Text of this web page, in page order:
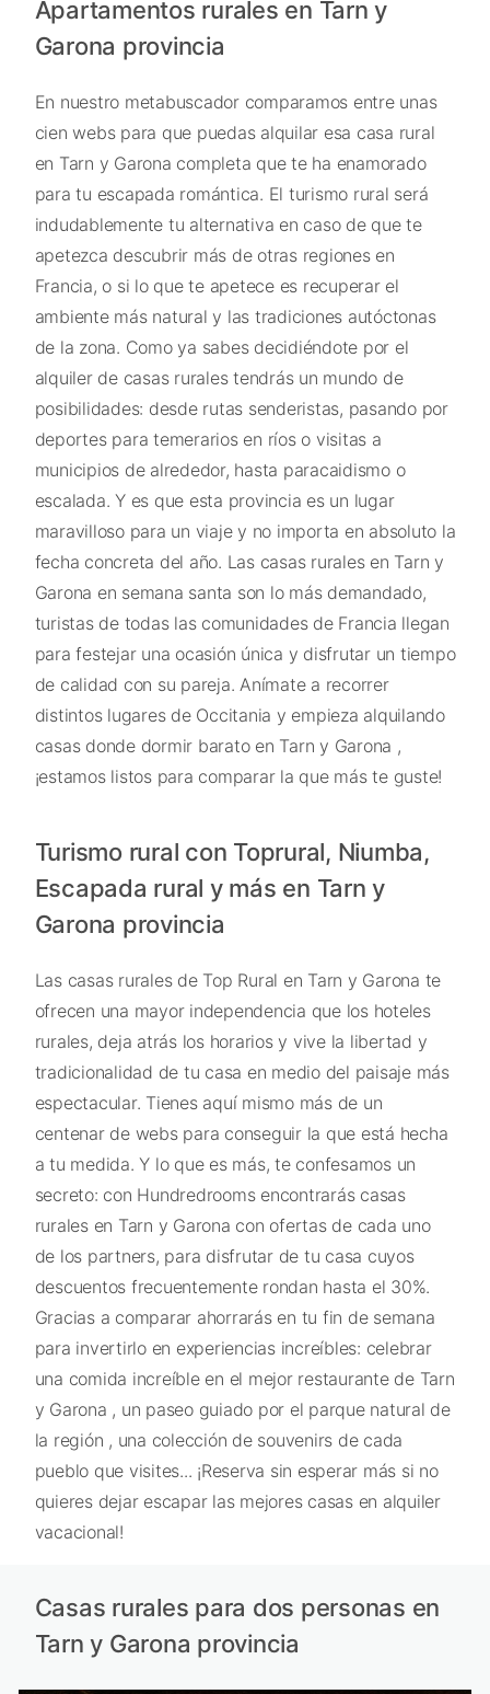
Apartamentos rurales en Tarn y
Garona provincia
En nuestro metabuscador comparamos entre unas
cien webs para que puedas alquilar esa casa rural
en Tarn y Garona completa que te ha enamorado
para tu escapada romántica. El turismo rural será
indudablemente tu alternativa en caso de que te
apetezca descubrir más de otras regiones en
Francia, o si lo que te apetece es recuperar el
ambiente más natural y las tradiciones autóctonas
de la zona. Como ya sabes decidiéndote por el
alquiler de casas rurales tendrás un mundo de
posibilidades: desde rutas senderistas, pasando por
deportes para temerarios en ríos o visitas a
municipios de alrededor, hasta paracaidismo o
escalada. Y es que esta provincia es un lugar
maravilloso para un viaje y no importa en absoluto la
fecha concreta del año. Las casas rurales en Tarn y
Garona en semana santa son lo más demandado,
turistas de todas las comunidades de Francia llegan
para festejar una ocasión única y disfrutar un tiempo
de calidad con su pareja. Anímate a recorrer
distintos lugares de Occitania y empieza alquilando
casas donde dormir barato en Tarn y Garona ,
¡estamos listos para comparar la que más te guste!
Turismo rural con Toprural, Niumba,
Escapada rural y más en Tarn y
Garona provincia
Las casas rurales de Top Rural en Tarn y Garona te
ofrecen una mayor independencia que los hoteles
rurales, deja atrás los horarios y vive la libertad y
tradicionalidad de tu casa en medio del paisaje más
espectacular. Tienes aquí mismo más de un
centenar de webs para conseguir la que está hecha
a tu medida. Y lo que es más, te confesamos un
secreto: con Hundredrooms encontrarás casas
rurales en Tarn y Garona con ofertas de cada uno
de los partners, para disfrutar de tu casa cuyos
descuentos frecuentemente rondan hasta el 30%.
Gracias a comparar ahorrarás en tu fin de semana
para invertirlo en experiencias increíbles: celebrar
una comida increíble en el mejor restaurante de Tarn
y Garona , un paseo guiado por el parque natural de
la región , una colección de souvenirs de cada
pueblo que visites... ¡Reserva sin esperar más si no
quieres dejar escapar las mejores casas en alquiler
vacacional!
Casas rurales para dos personas en
Tarn y Garona provincia